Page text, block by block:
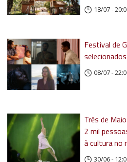
18/07 -
Festival de
08/07 -
Três de
2 mil
à cultura no
30/06 -